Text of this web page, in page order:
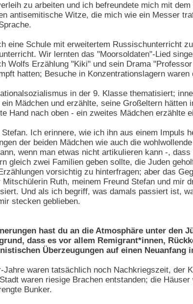
zu arbeiten und ich befreundete mich mit
antisemitische Witze, die mich wie ein Messer
eine Schule mit erweitertem Russischunterricht
Wir lernten das "Moorsoldaten"-Lied
Wolfs Erzählung "Kiki" und sein Drama
hatten; Besuche in Konzentrationslagern waren
in der 9. Klasse thematisiert;
Mädchen und erzählte, seine Großeltern
Hand nach oben - ein zweites Mädchen erzählte
Ich erinnere, wie ich ihn aus einem Impuls
der beiden Mädchen wie auch die
wenn man etwas nicht artikulieren kann -,
gleich zwei Familien geben sollte, die Juden
vorsichtig zu hinterfragen; aber das
Ruth, meinem Freund Stefan und mir
Und als ich begriff, was damals passiert ist,
stecken geblieben.
hast du an die Atmosphäre unter den
dass es vor allem Remigrant*innen,
Überzeugungen auf einen Neuanfang
Jahre waren tatsächlich noch Nachkriegszeit, der
waren riesige Brachen entstanden; die
Bunker.